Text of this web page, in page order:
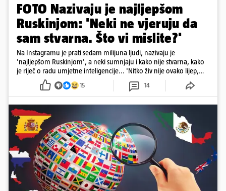
FOTO Nazivaju je najljepšom
Ruskinjom: 'Neki ne vjeruju da
sam stvarna. Što vi mislite?'
Na Instagramu je prati sedam milijuna ljudi, nazivaju je
'najljepšom Ruskinjom', a neki sumnjaju i kako nije stvarna, kako
je riječ o radu umjetne inteligencije... 'Nitko živ nije ovako lijep,
sigurno je AI', stoji u jednom komentaru pod njezinim
objavama...
15 14